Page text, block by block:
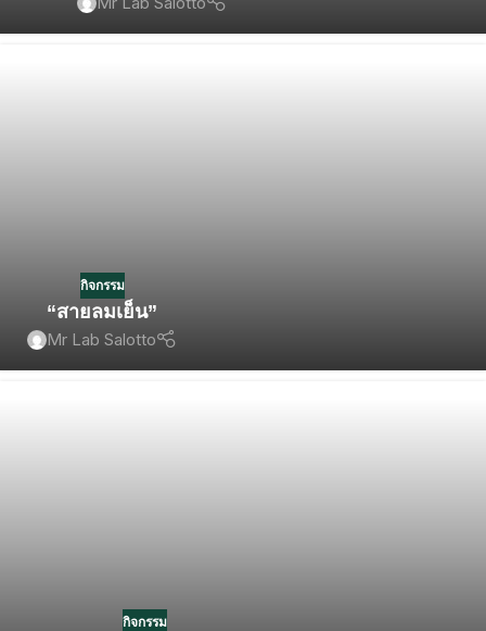
กิจกรรม
“สายลมเย็น”
Mr Lab Salotto
กิจกรรม